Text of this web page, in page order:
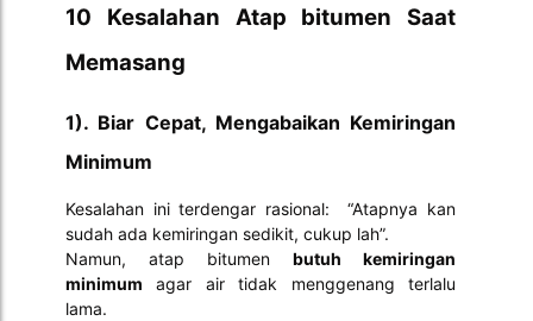
10 Kesalahan Atap bitumen Saat
Memasang
1). Biar Cepat, Mengabaikan Kemiringan
Minimum
Kesalahan ini terdengar rasional: “Atapnya kan
sudah ada kemiringan sedikit, cukup lah”.
Namun, atap bitumen butuh kemiringan
minimum agar air tidak menggenang terlalu
lama.